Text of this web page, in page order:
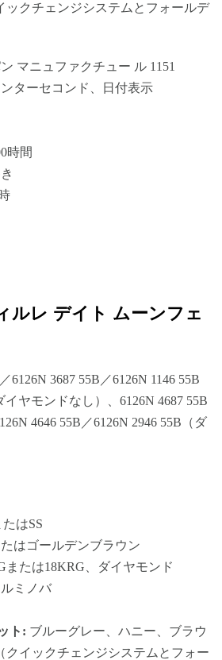
ックチェンジシステムとフォールデ
マニュファクチュー ル 1151
ターセコンド、日付表示
時間
ルレ デイト ムーンフェ
6126N 3687 55B／6126N 1146 55B
イヤモンドなし）、6126N 4687 55B
4646 55B／6126N 2946 55B（ダ
はSS
はゴールデンブラウン
または18KRG、ダイヤモンド
ミノバ
ト: ブルーグレー、ハニー、ブラウ
クイックチェンジシステムとフォー